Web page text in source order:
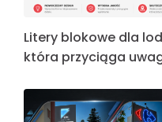
Litery blokowe dla
która przyciąga